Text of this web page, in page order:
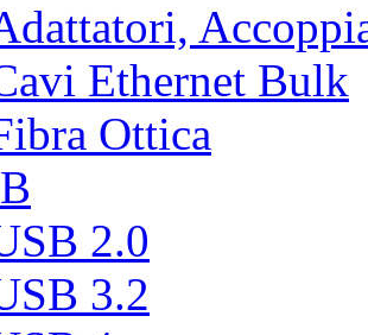
Ethernet Bulk
Ottica
2.0
3.2